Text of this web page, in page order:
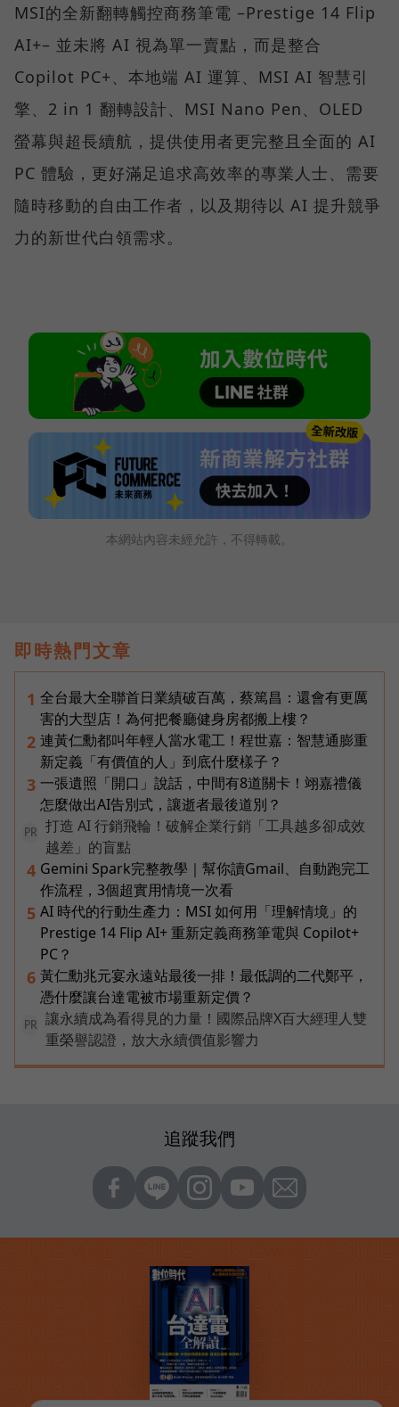
MSI的全新翻轉觸控商務筆電 –Prestige 14 Flip
AI+– 並未將 AI 視為單一賣點，而是整合
Copilot PC+、本地端 AI 運算、MSI AI 智慧引
擎、2 in 1 翻轉設計、MSI Nano Pen、OLED
螢幕與超長續航，提供使用者更完整且全面的 AI
PC 體驗，更好滿足追求高效率的專業人士、需要
隨時移動的自由工作者，以及期待以 AI 提升競爭
力的新世代白領需求。
本網站內容未經允許，不得轉載。
即時熱門文章
1 全台最大全聯首日業績破百萬，蔡篤昌：還會有更厲
害的大型店！為何把餐廳健身房都搬上樓？
2 連黃仁勳都叫年輕人當水電工！程世嘉：智慧通膨重
新定義「有價值的人」到底什麼樣子？
3 一張遺照「開口」說話，中間有8道關卡！翊嘉禮儀
怎麼做出AI告別式，讓逝者最後道別？
PR
打造 AI 行銷飛輪！破解企業行銷「工具越多卻成效
越差」的盲點
4 Gemini Spark完整教學｜幫你讀Gmail、自動跑完工
作流程，3個超實用情境一次看
5 AI 時代的行動生產力：MSI 如何用「理解情境」的
Prestige 14 Flip AI+ 重新定義商務筆電與 Copilot+
PC？
6 黃仁勳兆元宴永遠站最後一排！最低調的二代鄭平，
憑什麼讓台達電被市場重新定價？
PR
讓永續成為看得見的力量！國際品牌X百大經理人雙
重榮譽認證，放大永續價值影響力
追蹤我們